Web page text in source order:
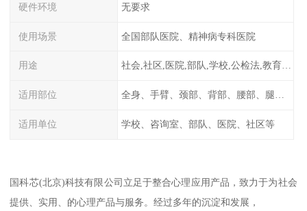
硬件环境 无要求
使用场景 全国部队医院、精神病专科医院
用途 社会,社区,医院,部队,学校,公检法,教育系统
适用部位 全身、手臂、颈部、背部、腰部、腿部、脚部等
适用单位 学校、咨询室、部队、医院、社区等
国科芯(北京)科技有限公司立足于整合心理应用产品，致力于为社会
提供、实用、的心理产品与服务。经过多年的沉淀和发展，